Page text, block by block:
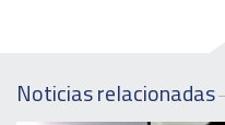
Noticias relacionadas